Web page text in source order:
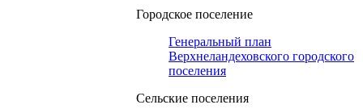
Городское поселение
Генеральный план
Верхнеландеховского городского
поселения
Сельские поселения